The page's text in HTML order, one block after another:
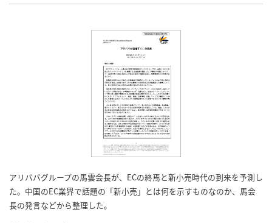
アリババグループの馬雲会長が、ECの終焉と新小売時代の到来を予測し
た。中国のEC業界で話題の「新小売」とは何を示すものなのか、馬会
長の発言などから整理した。